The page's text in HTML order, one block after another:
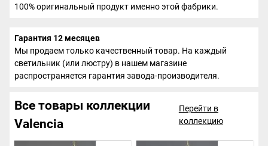
100% оригинальный продукт именно этой фабрики.
Гарантия 12 месяцев
Мы продаем только качественный товар. На каждый
светильник (или люстру) в нашем магазине
распространяется гарантия завода-производителя.
Все товары коллекции
Valencia
Перейти в
коллекцию